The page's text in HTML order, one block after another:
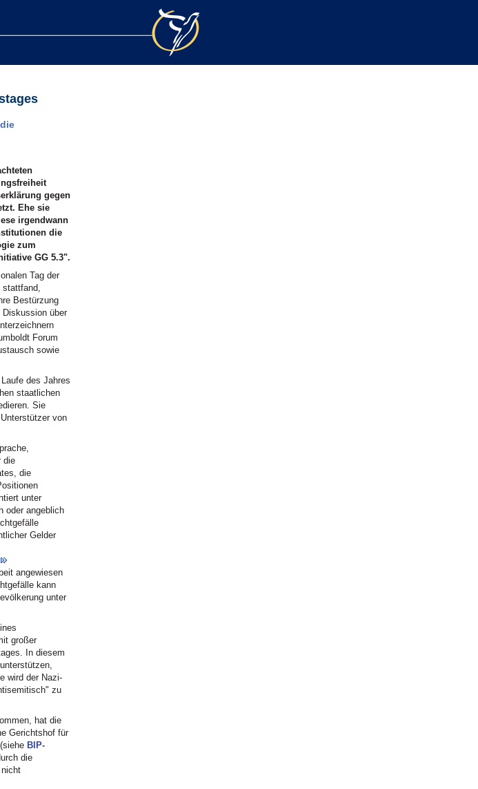
gegen
Ehe sie
irgendwann
die
zum
GG 5.3".
Tag der
stattfand,
Bestürzung
über
Forum
sowie
des Jahres
staatlichen
Sie
von
die
die
unter
oder angeblich
Gelder
angewiesen
kann
unter
großer
In diesem
wird der Nazi-
zu
hat die
Gerichtshof für
BIP-
die